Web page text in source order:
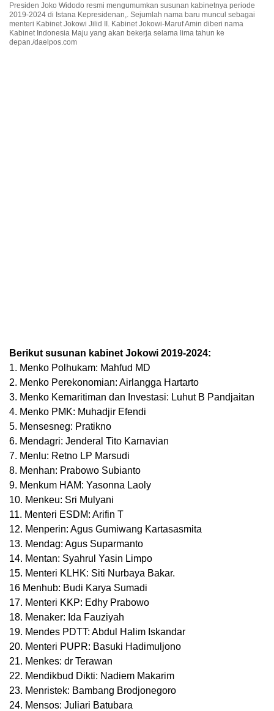
Presiden Joko Widodo resmi mengumumkan susunan kabinetnya periode
2019-2024 di Istana Kepresidenan,. Sejumlah nama baru muncul sebagai
menteri Kabinet Jokowi Jilid II. Kabinet Jokowi-Maruf Amin diberi nama
Kabinet Indonesia Maju yang akan bekerja selama lima tahun ke
depan./daelpos.com
Berikut susunan kabinet Jokowi 2019-2024:
1. Menko Polhukam: Mahfud MD
2. Menko Perekonomian: Airlangga Hartarto
3. Menko Kemaritiman dan Investasi: Luhut B Pandjaitan
4. Menko PMK: Muhadjir Efendi
5. Mensesneg: Pratikno
6. Mendagri: Jenderal Tito Karnavian
7. Menlu: Retno LP Marsudi
8. Menhan: Prabowo Subianto
9. Menkum HAM: Yasonna Laoly
10. Menkeu: Sri Mulyani
11. Menteri ESDM: Arifin T
12. Menperin: Agus Gumiwang Kartasasmita
13. Mendag: Agus Suparmanto
14. Mentan: Syahrul Yasin Limpo
15. Menteri KLHK: Siti Nurbaya Bakar.
16 Menhub: Budi Karya Sumadi
17. Menteri KKP: Edhy Prabowo
18. Menaker: Ida Fauziyah
19. Mendes PDTT: Abdul Halim Iskandar
20. Menteri PUPR: Basuki Hadimuljono
21. Menkes: dr Terawan
22. Mendikbud Dikti: Nadiem Makarim
23. Menristek: Bambang Brodjonegoro
24. Mensos: Juliari Batubara